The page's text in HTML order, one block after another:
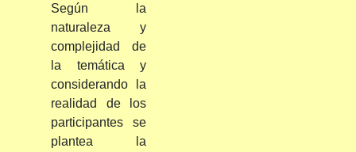
Según la
naturaleza y
complejidad de
la temática y
considerando la
realidad de los
participantes se
plantea la